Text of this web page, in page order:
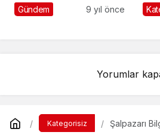
sürdürüyor…
Gündem 9 yıl önce
Yorumlar
Kategorisiz Şalpazarı